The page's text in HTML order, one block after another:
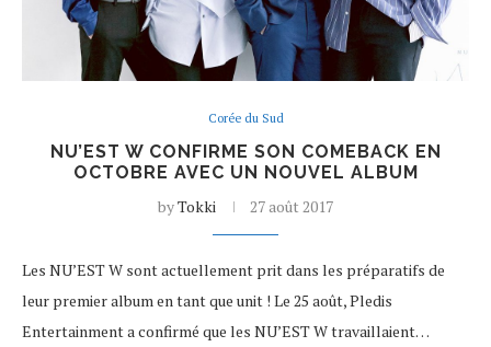
Corée du Sud
NU’EST W CONFIRME SON COMEBACK EN
OCTOBRE AVEC UN NOUVEL ALBUM
byTokki 27 août 2017
Les NU’EST W sont actuellement prit dans les préparatifs de
leur premier album en tant que unit ! Le 25 août, Pledis
Entertainment a confirmé que les NU’EST W travaillaient…